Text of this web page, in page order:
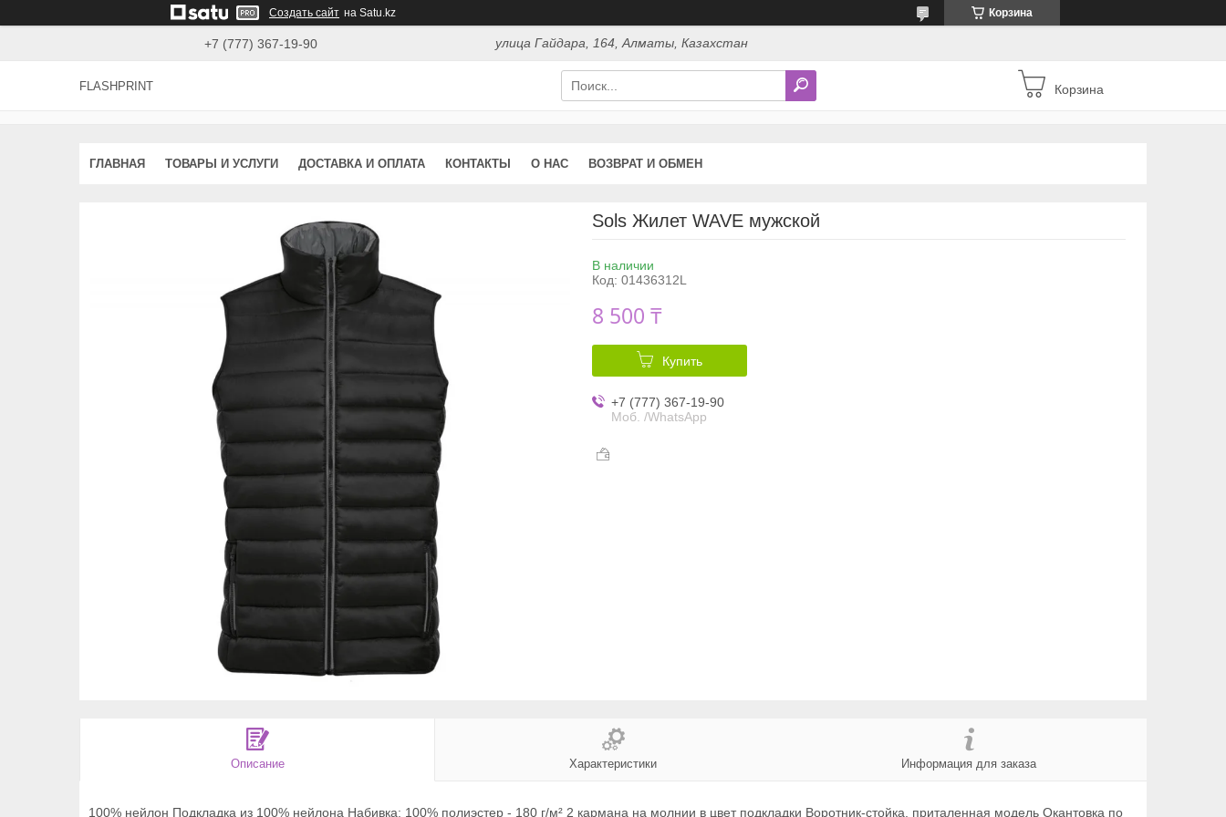
Создать сайт на Satu.kz Корзина
+7 (777) 367-19-90 улица Гайдара, 164, Алматы, Казахстан
FLASHPRINT Корзина
ГЛАВНАЯ ТОВАРЫ И УСЛУГИ ДОСТАВКА И ОПЛАТА КОНТАКТЫ О НАС ВОЗВРАТ И ОБМЕН
Sols Жилет WAVE мужской
В наличии
Код: 01436312L
8 500 ₸
Купить
+7 (777) 367-19-90
Моб. /WhatsApp
Описание Характеристики Информация для заказа
100% нейлон Подкладка из 100% нейлона Набивка: 100% полиэстер - 180 г/м² 2 кармана на молнии в цвет подкладки Воротник-стойка, приталенная модель Окантовка по